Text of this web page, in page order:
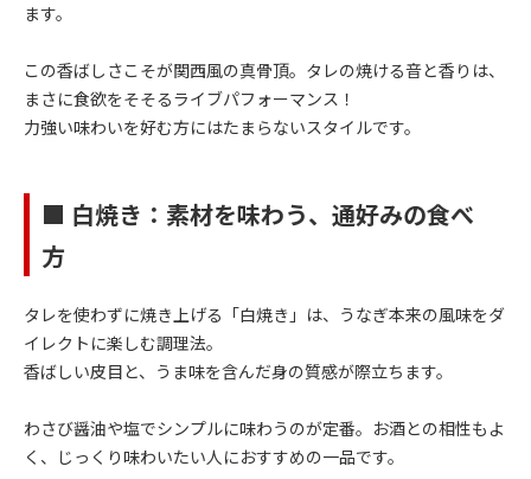
ます。
この香ばしさこそが関西風の真骨頂。タレの焼ける音と香りは、
まさに食欲をそそるライブパフォーマンス！
力強い味わいを好む方にはたまらないスタイルです。
■ 白焼き：素材を味わう、通好みの食べ
方
タレを使わずに焼き上げる「白焼き」は、うなぎ本来の風味をダ
イレクトに楽しむ調理法。
香ばしい皮目と、うま味を含んだ身の質感が際立ちます。
わさび醤油や塩でシンプルに味わうのが定番。お酒との相性もよ
く、じっくり味わいたい人におすすめの一品です。